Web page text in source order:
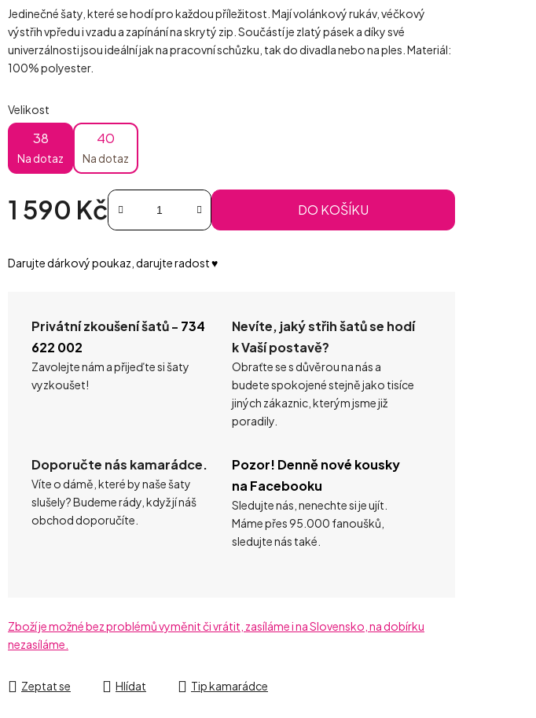
Jedinečné šaty, které se hodí pro každou příležitost. Mají volánkový rukáv, véčkový
výstřih vpředu i vzadu a zapínání na skrytý zip. Součástí je zlatý pásek a díky své
univerzálnosti jsou ideální jak na pracovní schůzku, tak do divadla nebo na ples. Materiál:
100% polyester.
Velikost
38
Na dotaz
40
Na dotaz
1 590 Kč DO KOŠÍKU
Darujte dárkový poukaz, darujte radost ♥️
Privátní zkoušení šatů - 734
622 002
Zavolejte nám a přijeďte si šaty
vyzkoušet!
Nevíte, jaký střih šatů se hodí
k Vaší postavě?
Obraťte se s důvěrou na nás a
budete spokojené stejně jako tisíce
jiných zákaznic, kterým jsme již
poradily.
Doporučte nás kamarádce.
Víte o dámě, které by naše šaty
slušely? Budeme rády, když jí náš
obchod doporučíte.
Pozor! Denně nové kousky
na Facebooku
Sledujte nás, nenechte si je ujít.
Máme přes 95.000 fanoušků,
sledujte nás také.
Zboží je možné bez problémů vyměnit či vrátit, zasíláme i na Slovensko, na dobírku
nezasíláme.
Zeptat se Hlídat Tip kamarádce